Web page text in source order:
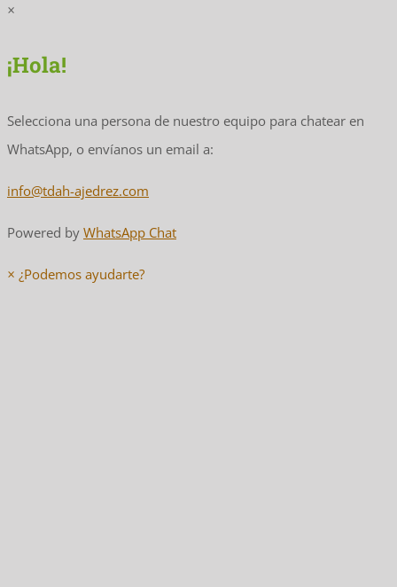
×
¡Hola!
Selecciona una persona de nuestro equipo para chatear en
WhatsApp, o envíanos un email a:
info@tdah-ajedrez.com
Powered by WhatsApp Chat
× ¿Podemos ayudarte?